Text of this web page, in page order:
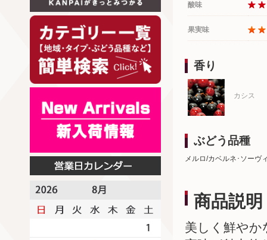
酸味
果実味
香り
カシス
ぶどう品種
メルロ/カベルネ･ソーヴ
商品説明
美しく鮮やか